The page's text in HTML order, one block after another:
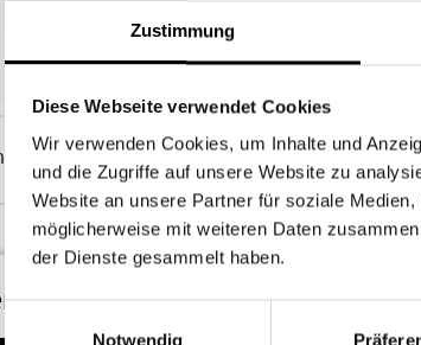
Zustimmung
Diese Webseite verwendet Cookies
Wir verwenden Cookies, um Inhalte und
und die Zugriffe auf unsere Website zu
Website an unsere Partner für soziale
möglicherweise mit weiteren Daten
der Dienste gesammelt haben.
Einwilligungsauswahl
Notwendig
Konditionen